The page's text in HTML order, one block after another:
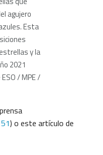
agujero
Esta
y la
2021
/ MPE /
) o este artículo de